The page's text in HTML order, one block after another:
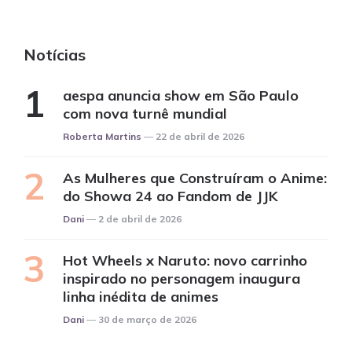
Notícias
aespa anuncia show em São Paulo
com nova turnê mundial
Posted
Roberta Martins 22 de abril de 2026
As Mulheres que Construíram o Anime:
do Showa 24 ao Fandom de JJK
Posted
Dani 2 de abril de 2026
Hot Wheels x Naruto: novo carrinho
inspirado no personagem inaugura
linha inédita de animes
Posted
Dani 30 de março de 2026